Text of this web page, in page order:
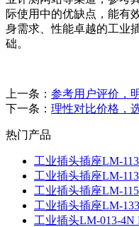
际使用中的优缺点，能有
身需求、性能卓越的工业
础。
上一条： 参考用户评价，
下一条： 理性对比价格，
热门产品
工业插头插座LM-
工业插头插座LM-
工业插头插座LM-
工业插头插座LM-
工业插头LM-013-4N